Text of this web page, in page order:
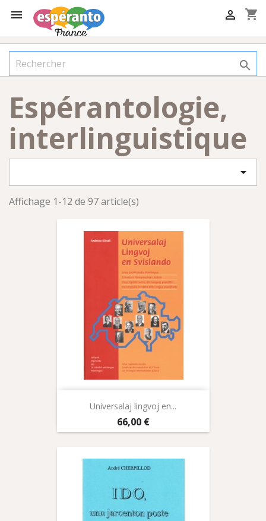
 shopping_cart


Espérantologie,
interlinguistique

Affichage 1-12 de 97 article(s)
Universalaj lingvoj en...
Prix
66,00 €